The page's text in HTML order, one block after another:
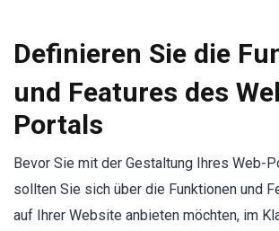
Definieren Sie die
und Features des
Portals
Bevor Sie mit der Gestaltung Ihres Web-
sollten Sie sich über die Funktionen und
auf Ihrer Website anbieten möchten, im